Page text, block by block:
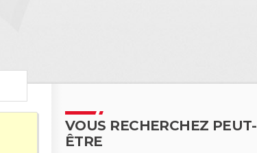
VOUS RECHERCHEZ PEUT-
ÊTRE